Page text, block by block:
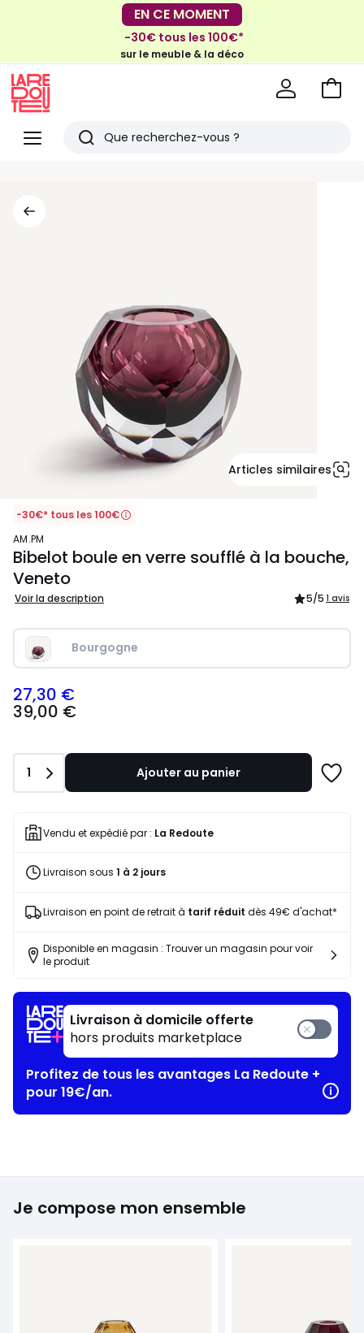
EN CE MOMENT
-30€ tous les 100€*
sur le meuble & la déco
EN CE MOMENT
-40% dès 2 articles*
Menu
Redoute
Rechercher
Voir
Articles similaires
-30€* tous les 100€
AM.PM
Bibelot boule en verre soufflé à la bouche,
Veneto
Voir la description 5/5 1 avis
Bourgogne
39,00
€
programme
pour
27,30
27,30 €
39,00 €
Quantité
1 Ajouter au panier
Vendu et expédié par : La Redoute
Livraison sous 1 à 2 jours
Livraison en point de retrait à tarif réduit dès 49€ d'achat*
Disponible en magasin : Trouver un magasin pour voir
le produit
Livraison à domicile offerte
hors produits marketplace
Profitez de tous les avantages La Redoute +
pour 19€/an.
Je compose mon ensemble